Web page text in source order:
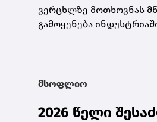
ვერცხლზე მოთხოვნას
გამოყენება
მსოფლიო
2026 წელი